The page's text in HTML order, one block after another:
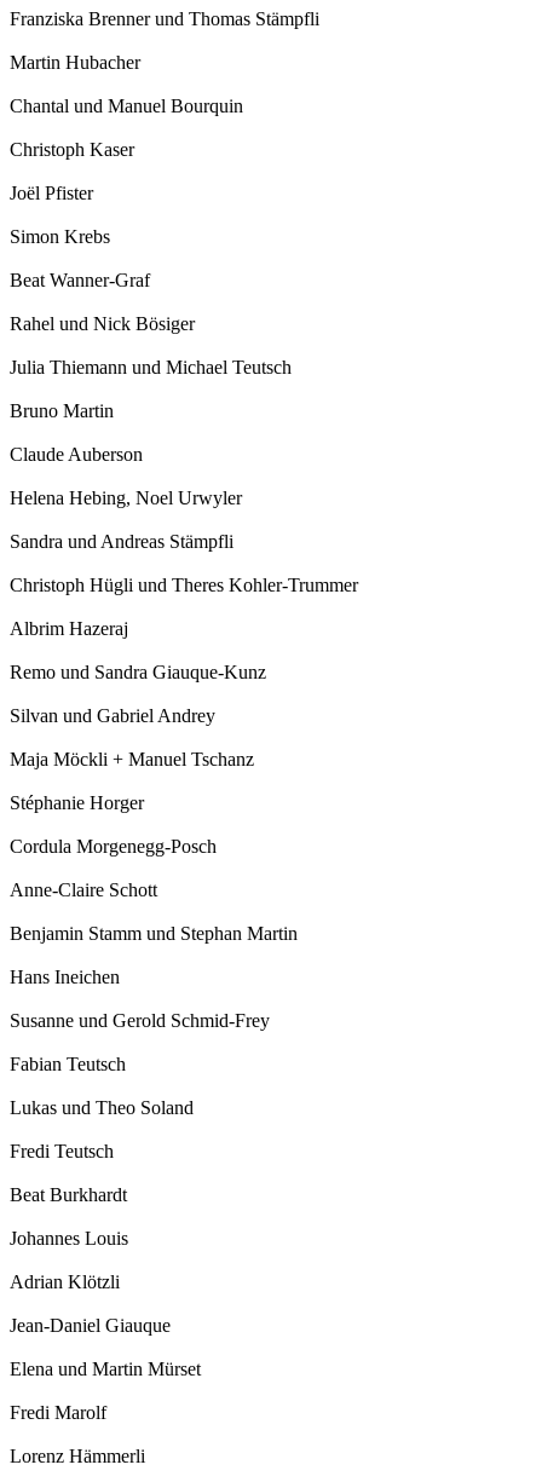
Franziska Brenner und Thomas Stämpfli
Martin Hubacher
Chantal und Manuel Bourquin
Christoph Kaser
Joël Pfister
Simon Krebs
Beat Wanner-Graf
Rahel und Nick Bösiger
Julia Thiemann und Michael Teutsch
Bruno Martin
Claude Auberson
Helena Hebing, Noel Urwyler
Sandra und Andreas Stämpfli
Christoph Hügli und Theres Kohler-Trummer
Albrim Hazeraj
Remo und Sandra Giauque-Kunz
Silvan und Gabriel Andrey
Maja Möckli + Manuel Tschanz
Stéphanie Horger
Cordula Morgenegg-Posch
Anne-Claire Schott
Benjamin Stamm und Stephan Martin
Hans Ineichen
Susanne und Gerold Schmid-Frey
Fabian Teutsch
Lukas und Theo Soland
Fredi Teutsch
Beat Burkhardt
Johannes Louis
Adrian Klötzli
Jean-Daniel Giauque
Elena und Martin Mürset
Fredi Marolf
Lorenz Hämmerli